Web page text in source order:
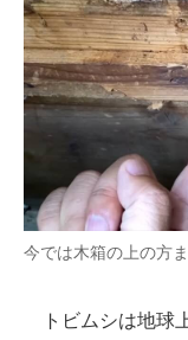
今では木箱の上の方
トビムシは地球